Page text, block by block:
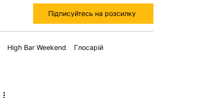
Підписуйтесь на розсилку
High Bar Weekend Глосарій